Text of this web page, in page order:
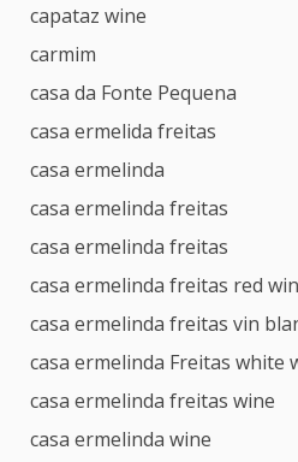
capataz wine
carmim
casa da Fonte Pequena
casa ermelida freitas
casa ermelinda
casa ermelinda freitas
casa ermelinda freitas
casa ermelinda freitas red
casa ermelinda freitas vin
casa ermelinda Freitas white
casa ermelinda freitas wine
casa ermelinda wine